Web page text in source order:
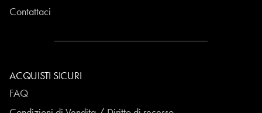
Contattaci
ACQUISTI SICURI
FAQ